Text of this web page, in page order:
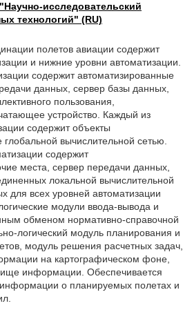
исследовательский
технологий" (RU)
полетов авиации содержит
и нижние уровни автоматизации.
содержит автоматизированные
данных, сервер базы данных,
пользования,
устройство. Каждый из
содержит объекты
вычислительной сетью.
содержит
места, сервер передачи данных,
локальной вычислительной
для всех уровней автоматизации
модули ввода-вывода и
обменом нормативно-справочной
логический модуль планирования и
модуль решения расчетных задач,
на картографическом фоне,
информации. Обеспечивается
информации о планируемых полетах и